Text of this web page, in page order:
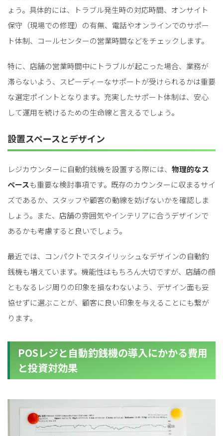
ょう。具体的には、トラブル発生時の対応時間、オンサイト
保守（現場での修理）の有無、電話やオンラインでのサポー
ト体制、コールセンターの営業時間などをチェックします。
特に、店舗の営業時間中にトラブルが起こった場合、業務が
滞らないよう、スピーディーなサポートが受けられるかは重要
な選定ポイントとなります。充実したサポート体制は、安心
して運用を続けるための生命線と言えるでしょう。
設置スペースとデザイン
レジカウンターに自動釣銭機を設置する際には、 物理的なス
ペースも重要な検討事項です。既存のカウンターに収まるサイ
ズであるか、スタッフや顧客の動線を妨げないかを確認しま
しょう。また、店舗の雰囲気やインテリアに合うデザインで
あるかも考慮すると良いでしょう。
最近では、コンパクトでスタイリッシュなデザインの自動釣
銭機も増えています。機能性はもちろん大切ですが、店舗の顔
ともなるレジ周りの印象を損なわないよう、デザイン面も妥
協せずに選ぶことが、顧客に良い印象を与えることにも繋が
ります。
POSレジと自動釣銭機の導入にかかる費用
と投資対効果